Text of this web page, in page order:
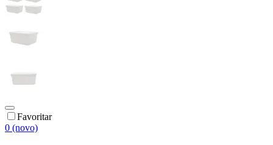
Favoritar
0 (novo)